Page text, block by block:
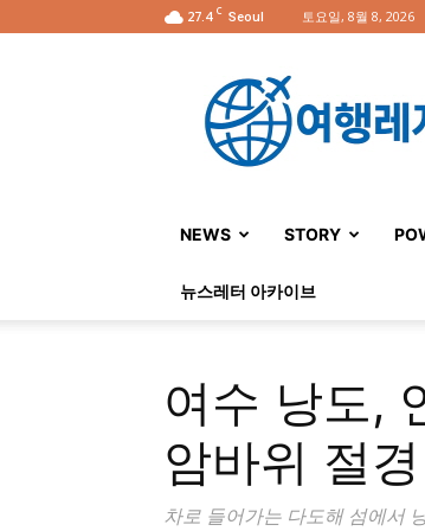
27.4 C Seoul 토요일, 8월 8, 2026
행
레
NEWS
STORY
뉴스레터 아카이브
여수 낭도,
암바위 절
차로 들어가는 다도해 섬에서